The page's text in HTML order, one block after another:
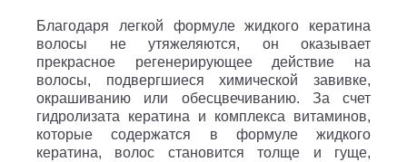
Благодаря легкой формуле жидкого кератина
волосы не утяжеляются, он оказывает
прекрасное регенерирующее действие на
волосы, подвергшиеся химической завивке,
окрашиванию или обесцвечиванию. За счет
гидролизата кератина и комплекса витаминов,
которые содержатся в формуле жидкого
кератина, волос становится толще и гуще,